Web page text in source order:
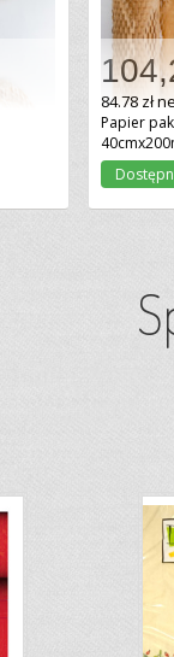
84.78 zł
Papier